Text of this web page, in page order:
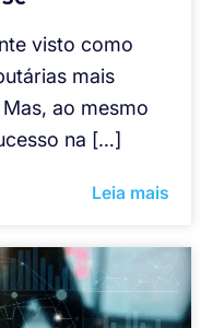
visto como
mais
ao mesmo
na […]
Leia mais